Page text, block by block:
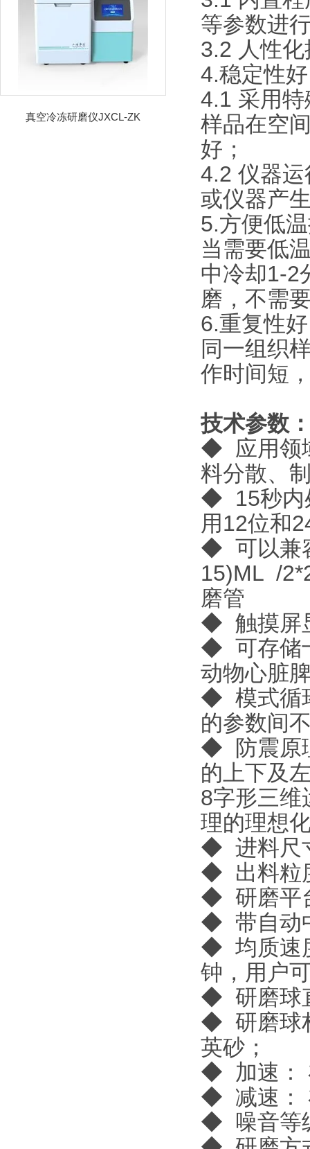
真空冷冻研磨仪JXCL-ZK
等参数进
3.2 人性
4.稳定性好
4.1 采用
样品在空
好；
4.2 仪器
或仪器产
5.方便低
当需要低
中冷却1-2
磨，不需
6.重复性好
同一组织
作时间短
技术参数
◆ 应用领
料分散、
◆ 15秒内
用12位和
◆ 可以兼
15)ML /
磨管
◆ 触摸屏
◆ 可存储
动物心脏
◆ 模式循
的参数间
◆ 防震原
的上下及
8字形三维
理的理想
◆ 进料尺
◆ 出料粒
◆ 研磨平
◆ 带自动
◆ 均质速
钟，用户
◆ 研磨球
◆ 研磨球
英砂；
◆ 加速：
◆ 减速：
◆ 噪音等